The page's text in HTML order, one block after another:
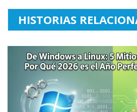
HISTORIAS